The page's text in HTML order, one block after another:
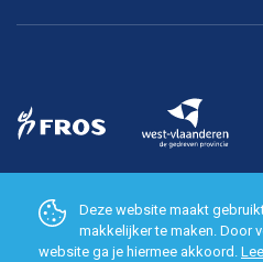
WEBSITE MADE WHILE
Deze website maakt
makkelijker te maken. Door
website ga je hiermee akkoord.